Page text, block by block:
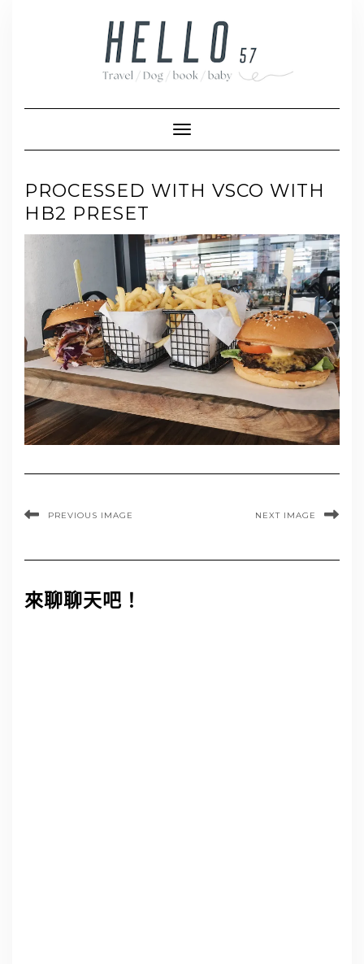
Toggle Navigation
PROCESSED WITH VSCO WITH
HB2 PRESET
PREVIOUS IMAGE NEXT IMAGE
來聊聊天吧！